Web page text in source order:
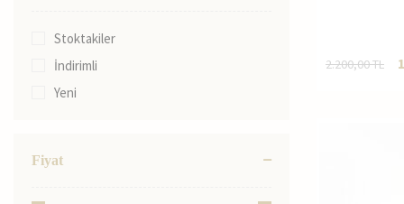
42
50
Stoktakiler
İndirimli
Yeni
Fiyat
2.200,00TL